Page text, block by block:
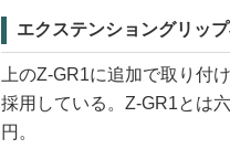
エクステンショングリッ
上のZ-GR1に追加で取り付
採用している。Z-GR1とは
円。